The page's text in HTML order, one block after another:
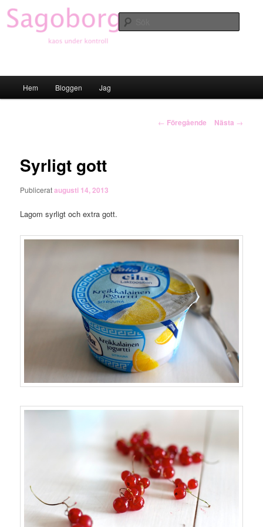
Hoppa
till
primärt
Hem Bloggen Jag
Inläggsnavigering
← Föregående Nästa →
Syrligt gott
Publicerataugusti 14, 2013
Lagom syrligt och extra gott.